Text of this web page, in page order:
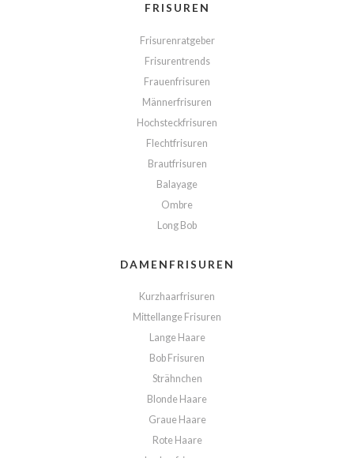
FRISUREN
Frisurenratgeber
Frisurentrends
Frauenfrisuren
Männerfrisuren
Hochsteckfrisuren
Flechtfrisuren
Brautfrisuren
Balayage
Ombre
Long Bob
DAMENFRISUREN
Kurzhaarfrisuren
Mittellange Frisuren
Lange Haare
Bob Frisuren
Strähnchen
Blonde Haare
Graue Haare
Rote Haare